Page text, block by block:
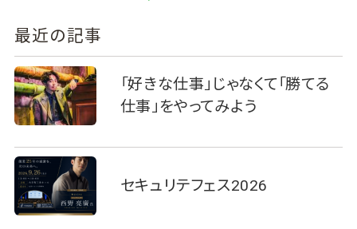
最近の記事
「好きな仕事」じゃなくて「勝てる
仕事」をやってみよう
セキュリテフェス2026